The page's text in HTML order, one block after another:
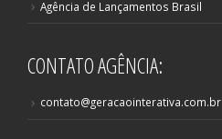
Agência de Lançamentos Brasil
CONTATO AGÊNCIA:
contato@geracaointerativa.com.br